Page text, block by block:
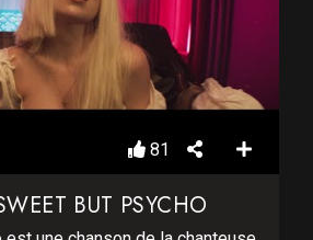
81
BUT PSYCHO